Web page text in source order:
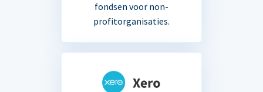
fondsen voor non-
profitorganisaties.